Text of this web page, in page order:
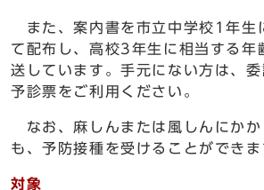
また、案内書を市立中学校1年生
て配布し、高校3年生に相当する年
送しています。手元にない方は、
予診票をご利用ください。
なお、麻しんまたは風しんにかか
も、予防接種を受けることができま
対象